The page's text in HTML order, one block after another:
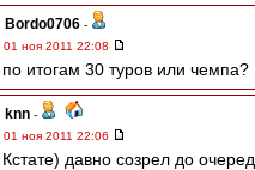
Bordo0706 -
01 ноя 2011 22:08
по итогам 30 туров или чемпа?
knn -
01 ноя 2011 22:06
Кстате) давно созрел до